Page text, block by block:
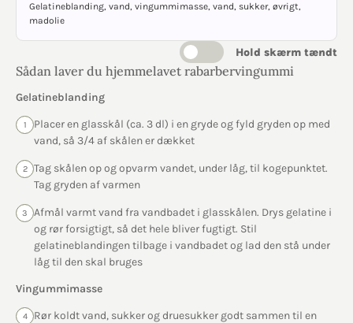
Gelatineblanding, vand, vingummimasse, vand, sukker, øvrigt,
madolie
Hold skærm tændt
Sådan laver du hjemmelavet rabarbervingummi
Gelatineblanding
1
Placer en glasskål (ca. 3 dl) i en gryde og fyld gryden op med
vand, så 3/4 af skålen er dækket
2
Tag skålen op og opvarm vandet, under låg, til kogepunktet.
Tag gryden af varmen
3
Afmål varmt vand fra vandbadet i glasskålen. Drys gelatine i
og rør forsigtigt, så det hele bliver fugtigt. Stil
gelatineblandingen tilbage i vandbadet og lad den stå under
låg til den skal bruges
Vingummimasse
4
Rør koldt vand, sukker og druesukker godt sammen til en